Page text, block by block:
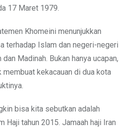
17 Maret 1979.
Khomeini menunjukkan
terhadap Islam dan negeri-negeri
Madinah. Bukan hanya ucapan,
membuat kekacauan di dua kota
bisa kita sebutkan adalah
Haji tahun 2015. Jamaah haji Iran